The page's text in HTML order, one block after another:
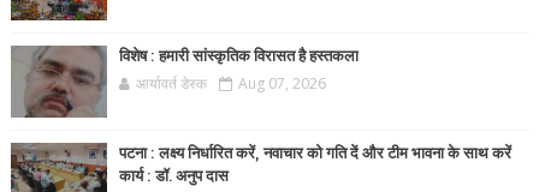
विशेष : हमारी सांस्कृतिक विरासत है हस्तकला
आर्यावर्त डेस्क Aug 07, 2026
पटना : लक्ष्य निर्धारित करें, नवाचार को गति दें और टीम भावना के साथ करें
कार्य : डॉ. अनुप दास